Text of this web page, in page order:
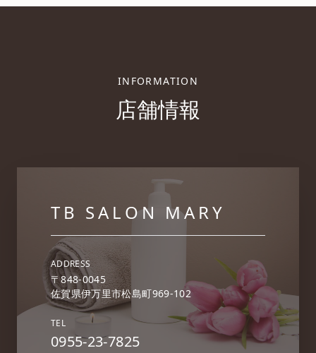
INFORMATION
店舗情報
TB SALON MARY
ADDRESS
〒848-0045
佐賀県伊万里市松島町969-102
TEL
0955-23-7825